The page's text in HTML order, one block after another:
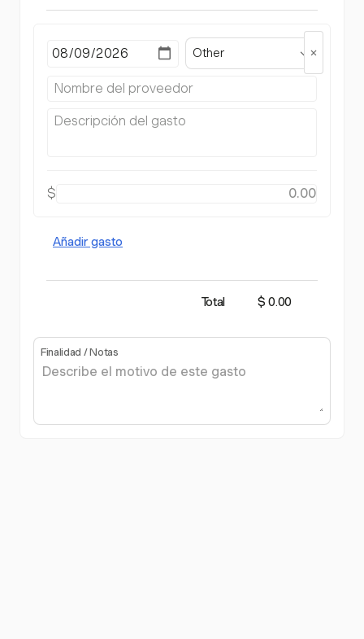
Other
$
Añadir gasto
Total $ 0.00
Finalidad / Notas